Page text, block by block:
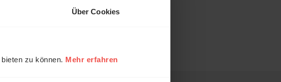
Über Cookies
zu können. Mehr erfahren